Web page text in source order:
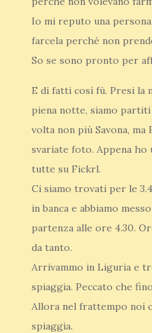
Io mi reputo una
farcela perché non
So se sono pronto per
E di fatti così fù. Presi la
piena notte, siamo
volta non più Savona,
svariate foto. Appena ho
tutte su Fickrl.
Ci siamo trovati per le
in banca e abbiamo
partenza alle ore 4.30.
da tanto.
Arrivammo in Liguria e
spiaggia. Peccato che
Allora nel frattempo noi
spiaggia.